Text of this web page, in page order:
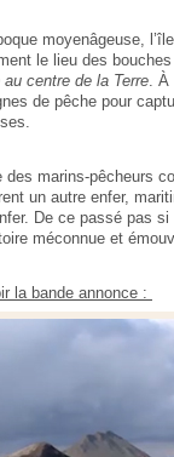
moyenâgeuse,
le lieu des
au centre de la Terre. À
de pêche pour
des marins-pêcheurs
un autre enfer,
De ce passé pas
méconnue et
la bande annonce :